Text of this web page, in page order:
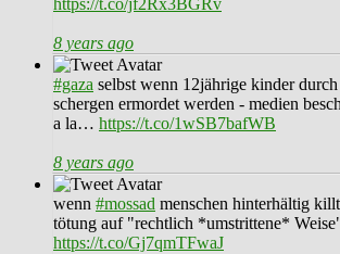
https://t.co/jf2Rx3BGRv
8 years ago
#gaza selbst wenn 12jährige kinder durch
schergen ermordet werden - medien
a la… https://t.co/1wSB7bafWB
8 years ago
wenn #mossad menschen hinterhältig
tötung auf "rechtlich *umstrittene*
https://t.co/Gj7qmTFwaJ